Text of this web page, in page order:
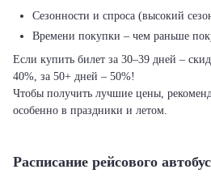
Сезонности и спроса (высокий
Времени покупки – чем раньше
Если купить билет за 30–39 дней –
40%, за 50+ дней – 50%!
Чтобы получить лучшие цены,
особенно в праздники и летом.
Расписание рейсового